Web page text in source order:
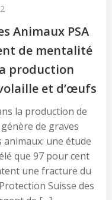
Animaux PSA
de mentalité
production
et d’œufs
la production de
de graves
animaux: une étude
que 97 pour cent
une fracture du
Suisse des